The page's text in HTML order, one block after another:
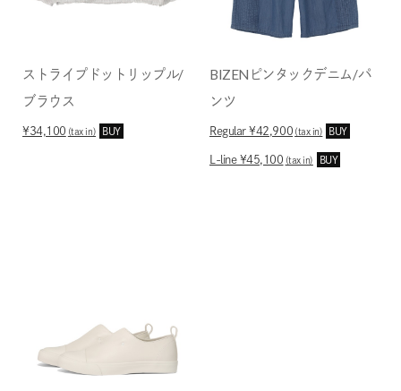
ストライプドットリップル/
ブラウス
¥34,100 (tax in) BUY
BIZENピンタックデニム/パ
ンツ
Regular ¥42,900 (tax in) BUY
L-line ¥45,100 (tax in) BUY